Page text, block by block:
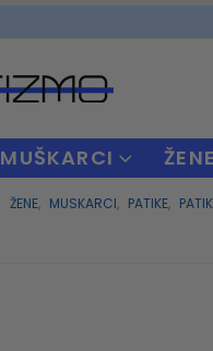
MUŠKARCI ŽENE
ŽENE, MUSKARCI, PATIKE,